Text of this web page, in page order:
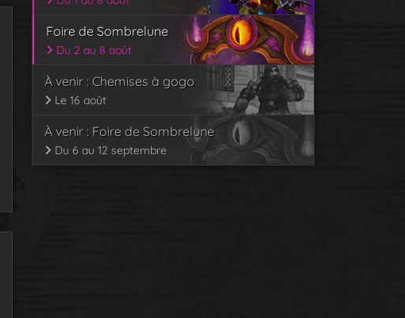
Foire de Sombrelune
Du 2 au 8 août
À venir : Chemises à gogo
Le 16 août
À venir : Foire de Sombrelune
Du 6 au 12 septembre